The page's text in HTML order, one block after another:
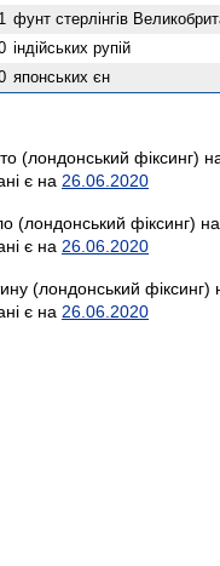
1 фунт стерлінгів
індійських рупій
японських єн
(лондонський фіксинг)
є на 26.06.2020
(лондонський фіксинг)
є на 26.06.2020
(лондонський фіксинг)
є на 26.06.2020